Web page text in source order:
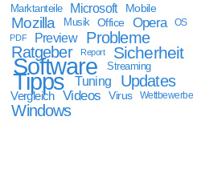
Marktanteile Microsoft Mobile
Mozilla Musik Office Opera
OS
PDF
Preview
Probleme
Ratgeber
Report Sicherheit
Software Streaming
Tipps Tuning Updates
Vergleich Videos Virus Wettbewerbe
Windows